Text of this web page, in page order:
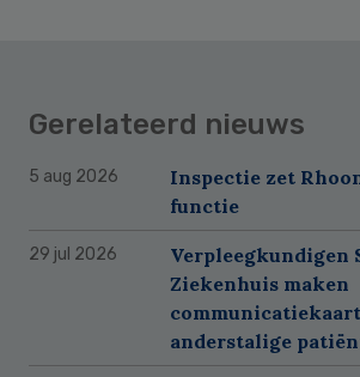
Gerelateerd nieuws
5 aug 2026
Inspectie zet
functie
29 jul 2026
Verpleegkundigen
Ziekenhuis maken
anderstalige